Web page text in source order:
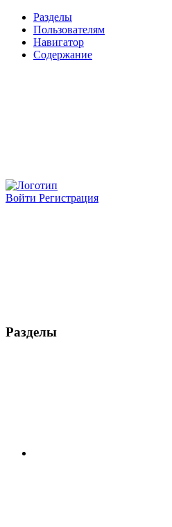
Разделы
Пользователям
Навигатор
Содержание
Войти Регистрация
Разделы